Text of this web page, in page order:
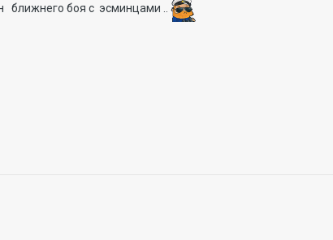
ближнего боя с эсминцами ..